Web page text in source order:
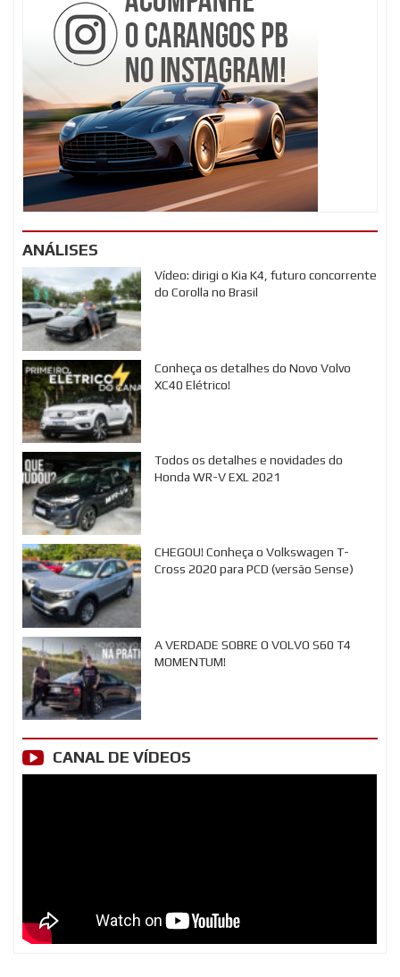
ANÁLISES
Vídeo: dirigi o Kia K4, futuro concorrente
do Corolla no Brasil
Conheça os detalhes do Novo Volvo
XC40 Elétrico!
Todos os detalhes e novidades do
Honda WR-V EXL 2021
CHEGOU! Conheça o Volkswagen T-
Cross 2020 para PCD (versão Sense)
A VERDADE SOBRE O VOLVO S60 T4
MOMENTUM!
CANAL DE VÍDEOS